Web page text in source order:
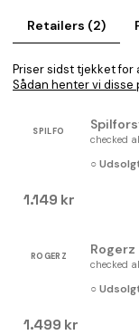
Retailers (2)
Priser sidst tjekket for
Sådan henter vi disse
SPILFO
checked
○
1.149 kr
ROGERZ Rogerz
checked
○
1.499 kr